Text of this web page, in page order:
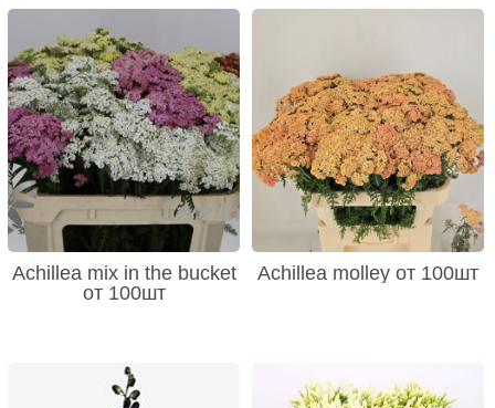
Achillea mix in the bucket
от 100шт
Achillea molley от 100шт